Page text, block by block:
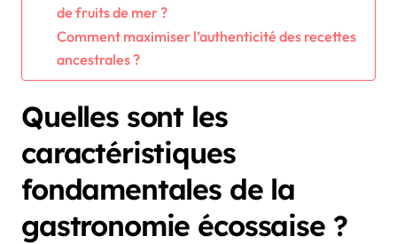
de fruits de mer ?
Comment maximiser l’authenticité des recettes
ancestrales ?
Quelles sont les
caractéristiques
fondamentales de la
gastronomie écossaise ?